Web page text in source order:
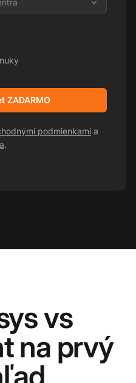
ZADARMO
podmienkami a
.
vs
na prvý